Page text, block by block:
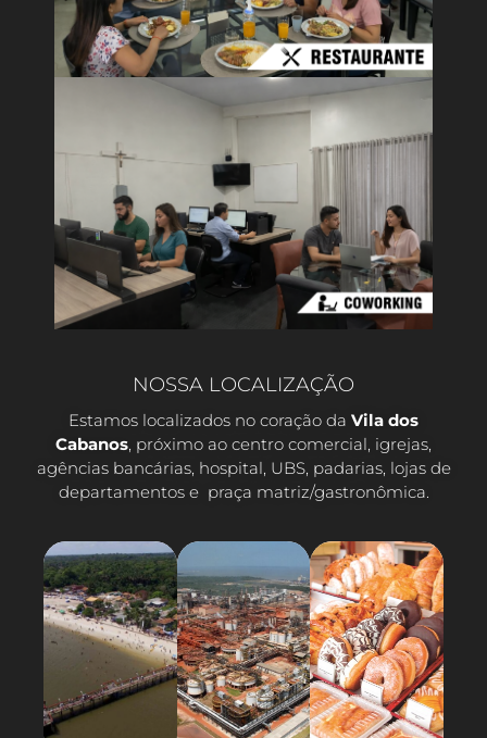
NOSSA LOCALIZAÇÃO
Estamos localizados no coração da Vila dos
Cabanos, próximo ao centro comercial, igrejas,
agências bancárias, hospital, UBS, padarias, lojas de
departamentos e praça matriz/gastronômica.